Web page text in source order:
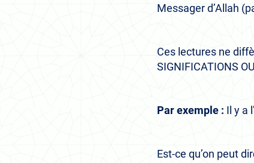
Messager d’Allah
Ces lectures ne
SIGNIFICATIONS
Par exemple : Il y a
Est-ce qu’on peut